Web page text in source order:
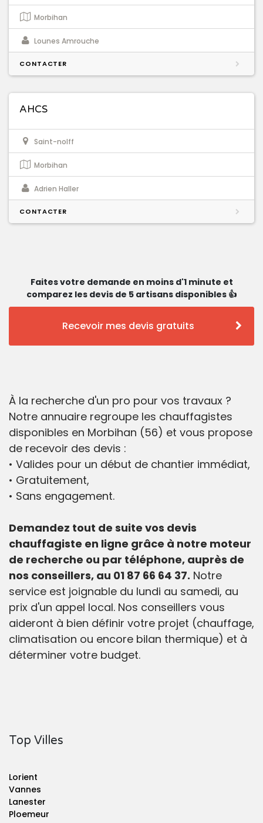
Morbihan
Lounes Amrouche
CONTACTER
AHCS
Saint-nolff
Morbihan
Adrien Haller
CONTACTER
Faites votre demande en moins d'1 minute et
comparez les devis de 5 artisans disponibles 👍
Recevoir mes devis gratuits
À la recherche d'un pro pour vos travaux ?
Notre annuaire regroupe les chauffagistes
disponibles en Morbihan (56) et vous propose
de recevoir des devis :
• Valides pour un début de chantier immédiat,
• Gratuitement,
• Sans engagement.
Demandez tout de suite vos devis
chauffagiste en ligne grâce à notre moteur
de recherche ou par téléphone, auprès de
nos conseillers, au 01 87 66 64 37. Notre
service est joignable du lundi au samedi, au
prix d'un appel local. Nos conseillers vous
aideront à bien définir votre projet (chauffage,
climatisation ou encore bilan thermique) et à
déterminer votre budget.
Top Villes
Lorient
Vannes
Lanester
Ploemeur